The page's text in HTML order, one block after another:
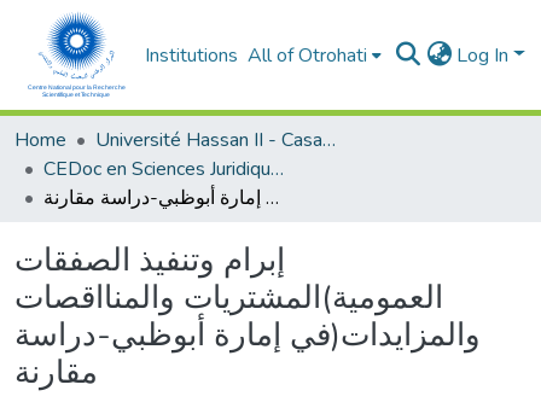
Institutions All of Otrohati Log In
Home
Université Hassan II - Casablanca
CEDoc en Sciences Juridiques, Economiques, Sociales et de Gestion (CED - SJESG)
إبرام وتنفيذ الصفقات العمومية)المشتريات والمنااقصات والمزايدات(في إمارة أبوظبي-دراسة مقارنة
إبرام وتنفيذ الصفقات
العمومية)المشتريات والمنااقصات
والمزايدات(في إمارة أبوظبي-دراسة
مقارنة